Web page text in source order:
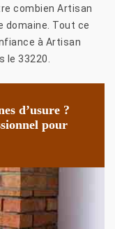
combien Artisan
domaine. Tout ce
à Artisan
le 33220.
d’usure ?
pour